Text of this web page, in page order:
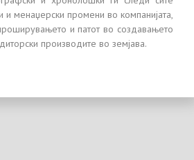
и менаџерски промени во компанијата,
и патот во создавањето
производите во земјава.